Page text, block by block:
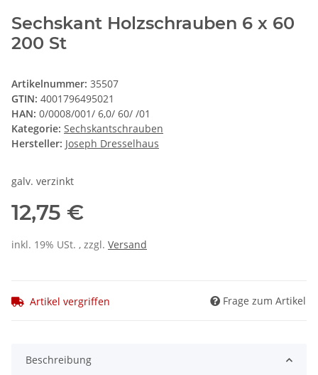
Sechskant Holzschrauben 6 x 60
200 St
Artikelnummer: 35507
GTIN: 4001796495021
HAN: 0/0008/001/ 6,0/ 60/ /01
Kategorie: Sechskantschrauben
Hersteller: Joseph Dresselhaus
galv. verzinkt
12,75 €
inkl. 19% USt. , zzgl. Versand
Artikel vergriffen Frage zum Artikel
Beschreibung